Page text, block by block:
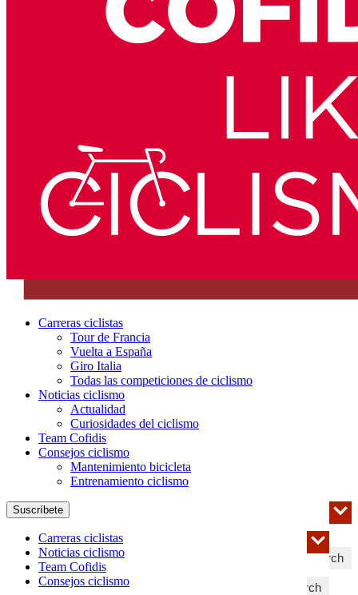
Carreras ciclistas
Tour de Francia
Vuelta a España
Giro Italia
Todas las competiciones de ciclismo
Noticias ciclismo
Actualidad
Curiosidades del ciclismo
Team Cofidis
Consejos ciclismo
Mantenimiento bicicleta
Entrenamiento ciclismo
Search
Suscríbete
Search
Carreras ciclistas
Noticias ciclismo
Team Cofidis
Consejos ciclismo